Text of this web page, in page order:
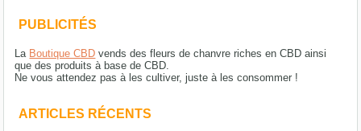
PUBLICITÉS
La Boutique CBD vends des fleurs de chanvre riches en CBD ainsi
que des produits à base de CBD.
Ne vous attendez pas à les cultiver, juste à les consommer !
ARTICLES RÉCENTS